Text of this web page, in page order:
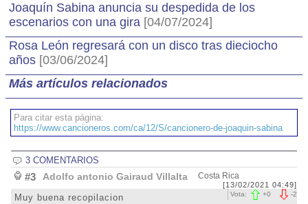
Joaquín Sabina anuncia su despedida de los
escenarios con una gira [04/07/2024]
Rosa León regresará con un disco tras dieciocho
años [03/06/2024]
Más artículos relacionados
Para citar esta página:
https://www.cancioneros.com/ca/12/S/cancionero-de-joaquin-sabina
3 COMENTARIOS
#3 Adolfo antonio Gairaud Villalta Costa Rica
[13/02/2021 04:49]
-2
Vota: +0
Muy buena recopilacion